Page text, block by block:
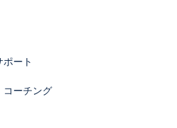
ート
コーチング